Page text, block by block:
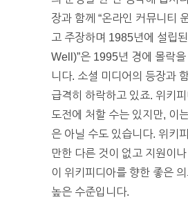
장과 함께 “온라인 커뮤니티
고 주장하며 1985년에 설립
Well)”은 1995년 경에 몰락
니다. 소셜 미디어의 등장과
급격히 하락하고 있죠. 위키
도전에 처할 수는 있지만, 이
은 아닐 수도 있습니다. 위키
만한 다른 것이 없고 지원이
이 위키피디아를 향한 좋은
높은 수준입니다.